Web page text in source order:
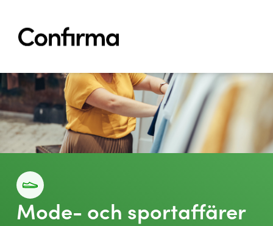
Lösningar
Branscher
Aktuellt
Referenser
Om oss
Support
Kontakta oss
Choose your language:
Mode- och sportaffärer